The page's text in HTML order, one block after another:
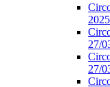
27/
27/